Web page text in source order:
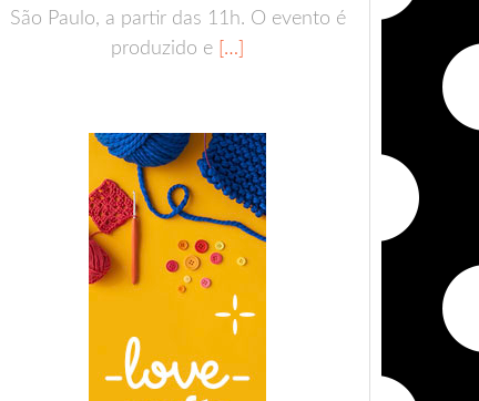
São Paulo, a partir das 11h. O evento é
produzido e […]